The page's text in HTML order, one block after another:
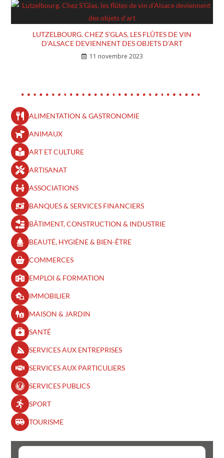
LUTZELBOURG. CHEZ S’GLAS, LES FLÛTES DE VIN
D’ALSACE DEVIENNENT DES OBJETS D’ART
11 novembre 2023
ALIMENTATION & GASTRONOMIE
ANIMAUX
ART ET CULTURE
ARTISANAT
ASSOCIATIONS
BANQUES & SERVICES FINANCIERS
BÂTIMENT, CONSTRUCTION & INDUSTRIE
BEAUTÉ, HYGIÈNE & BIEN-ÊTRE​
COMMERCES
EMPLOI & FORMATION
IMMOBILIER
MAISON & JARDIN
SANTÉ
SERVICES AUX ENTREPRISES
SERVICES AUX PARTICULIERS
SERVICES PUBLICS
SPORT
TOURISME